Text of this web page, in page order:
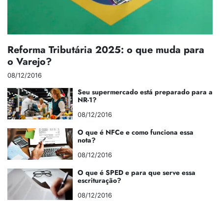
Reforma Tributária 2025: o que muda para
o Varejo?
08/12/2016
Seu supermercado está preparado para a
NR-1?
08/12/2016
O que é NFCe e como funciona essa
nota?
08/12/2016
O que é SPED e para que serve essa
escrituração?
08/12/2016